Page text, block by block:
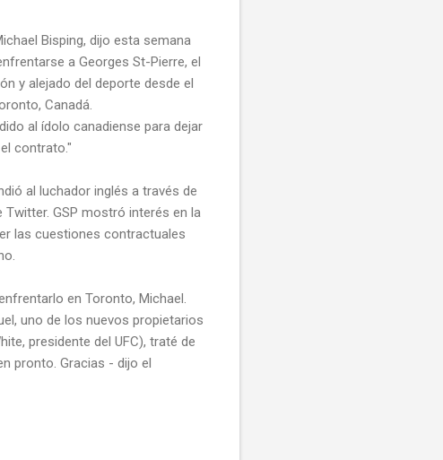
Bisping, dijo esta semana
a Georges St-Pierre, el
y alejado del deporte desde el
Canadá.
al ídolo canadiense para dejar
contrato."
al luchador inglés a través de
GSP mostró interés en la
las cuestiones contractuales
en Toronto, Michael.
uno de los nuevos propietarios
presidente del UFC), traté de
pronto. Gracias - dijo el